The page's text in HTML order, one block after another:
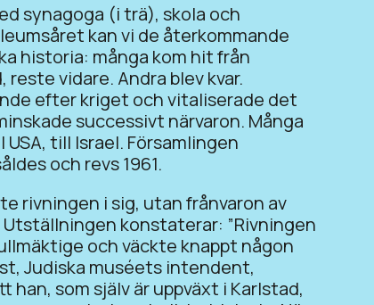
synagoga (i trä), skola och
kan vi de återkommande
historia: många kom hit från
vidare. Andra blev kvar.
efter kriget och vitaliserade det
successivt närvaron. Många
till Israel. Församlingen
och revs 1961.
rivningen i sig, utan frånvaron av
konstaterar: ”Rivningen
och väckte knappt någon
Judiska muséets intendent,
han, som själv är uppväxt i Karlstad,